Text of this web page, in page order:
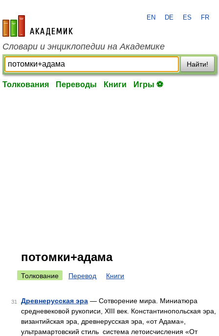
academic.ru
EN DE ES FR
Словари и энциклопедии на Академике
Найти!
Толкования Переводы Книги Игры ⚽
потомки+адама
Толкование Перевод Книги
31 Древнерусская эра — Сотворение мира. Миниатюра
средневековой рукописи, XIII век. Константинопольская эра,
византийская эра, древнерусская эра, «от Адама»,
ультрамартовский стиль система летоисчисления «От